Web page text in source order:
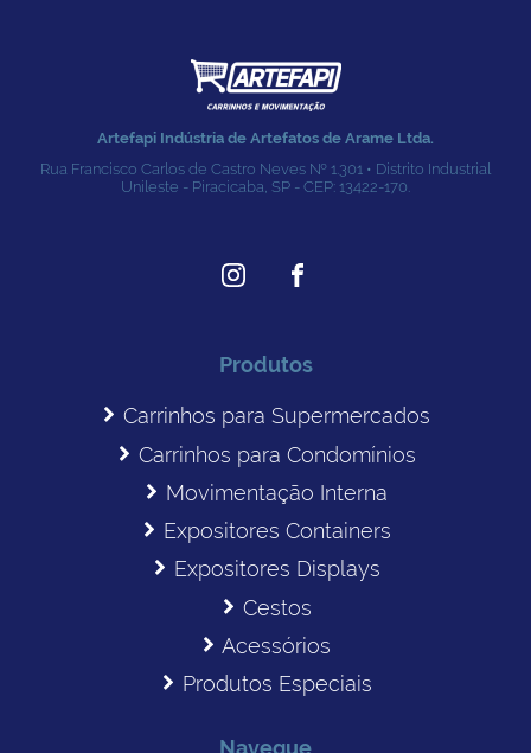
Artefapi Indústria de Artefatos de Arame Ltda.
Rua Francisco Carlos de Castro Neves № 1.301 • Distrito Industrial
Unileste - Piracicaba, SP - CEP: 13422-170.
Produtos
Carrinhos para Supermercados
Carrinhos para Condomínios
Movimentação Interna
Expositores Containers
Expositores Displays
Cestos
Acessórios
Produtos Especiais
Navegue